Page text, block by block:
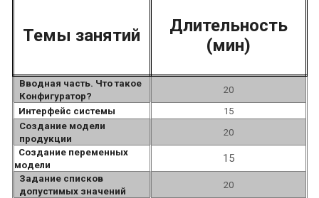
Темы занятий
Длительность
(мин)
Вводная часть. Что такое
Конфигуратор?
20
Интерфейс системы
15
Создание модели
продукции
20
Создание переменных
модели
15
Задание списков
допустимых значений
20